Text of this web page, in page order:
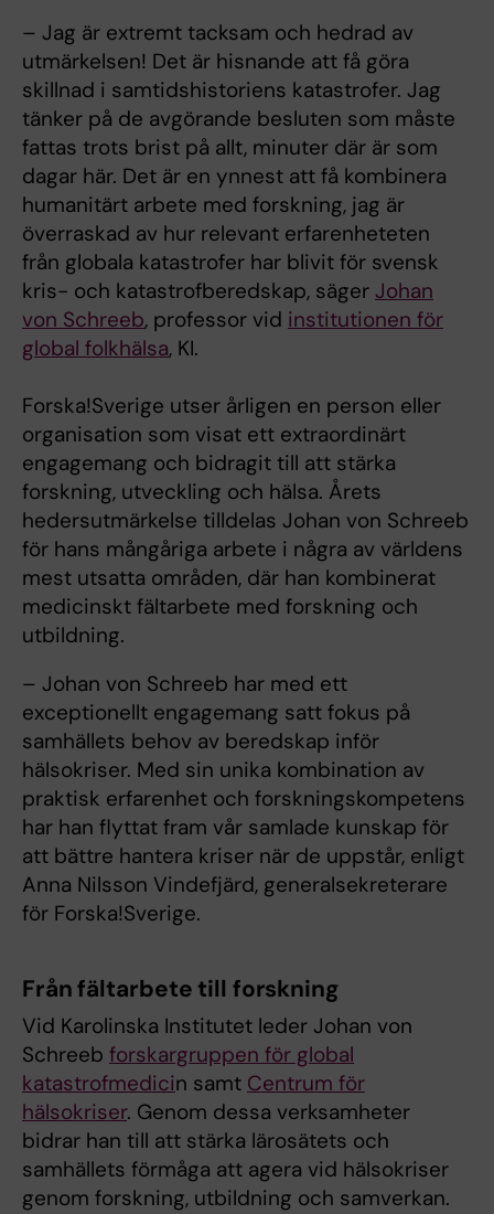
– Jag är extremt tacksam och hedrad av
utmärkelsen! Det är hisnande att få göra
skillnad i samtidshistoriens katastrofer. Jag
tänker på de avgörande besluten som måste
fattas trots brist på allt, minuter där är som
dagar här. Det är en ynnest att få kombinera
humanitärt arbete med forskning, jag är
överraskad av hur relevant erfarenheteten
från globala katastrofer har blivit för svensk
kris- och katastrofberedskap, säger Johan
von Schreeb, professor vid institutionen för
global folkhälsa, KI.
Forska!Sverige utser årligen en person eller
organisation som visat ett extraordinärt
engagemang och bidragit till att stärka
forskning, utveckling och hälsa. Årets
hedersutmärkelse tilldelas Johan von Schreeb
för hans mångåriga arbete i några av världens
mest utsatta områden, där han kombinerat
medicinskt fältarbete med forskning och
utbildning.
– Johan von Schreeb har med ett
exceptionellt engagemang satt fokus på
samhällets behov av beredskap inför
hälsokriser. Med sin unika kombination av
praktisk erfarenhet och forskningskompetens
har han flyttat fram vår samlade kunskap för
att bättre hantera kriser när de uppstår, enligt
Anna Nilsson Vindefjärd, generalsekreterare
för Forska!Sverige.
Från fältarbete till forskning
Vid Karolinska Institutet leder Johan von
Schreeb forskargruppen för global
katastrofmedicin samt Centrum för
hälsokriser. Genom dessa verksamheter
bidrar han till att stärka lärosätets och
samhällets förmåga att agera vid hälsokriser
genom forskning, utbildning och samverkan.